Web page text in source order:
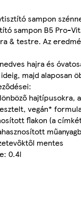
sampon
sampon B5 Pro-
& testre. Az
hajra és
majd alaposan
hajtípusokra,
vegán*
flakon (a
mentes
0.4l